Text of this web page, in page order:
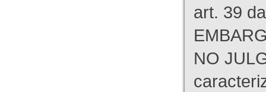
art. 39
NO